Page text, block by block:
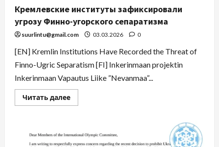
Кремлевские институты зафиксировали
угрозу Финно-угорского сепаратизма
suurlintu@gmail.com 03.03.2026 0
[EN] Kremlin Institutions Have Recorded the Threat of
Finno-Ugric Separatism [FI] Inkerinmaan projektin
Inkerinmaan Vapautus Liike ”Nevanmaa”...
Читать далее